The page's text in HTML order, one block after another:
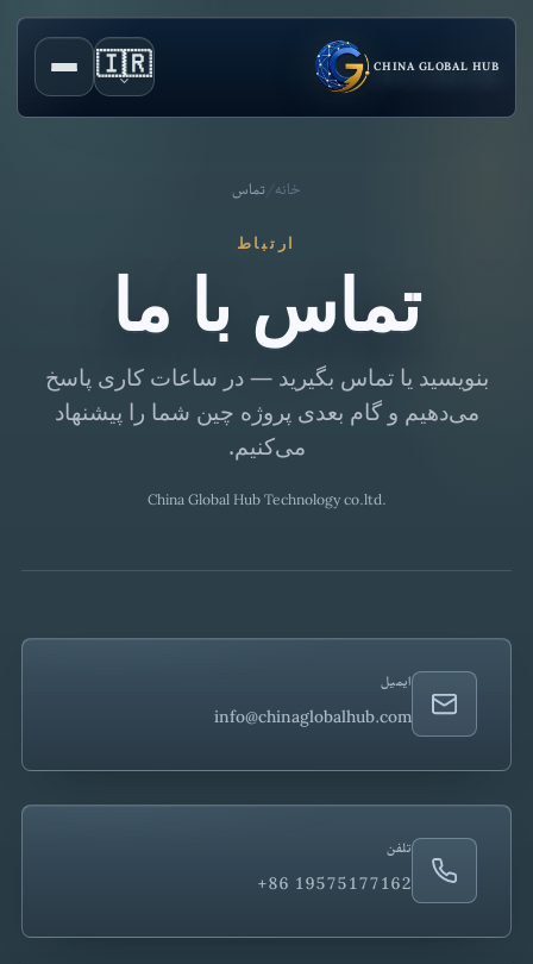
CHINA GLOBAL HUB
🇮🇷
خانه/تماس
ارتباط
تماس با ما
بنویسید یا تماس بگیرید — در ساعات کاری پاسخ
می‌دهیم و گام بعدی پروژه چین شما را پیشنهاد
می‌کنیم.
China Global Hub Technology co.ltd.
ایمیل
info@chinaglobalhub.com
تلفن
+86 19575177162